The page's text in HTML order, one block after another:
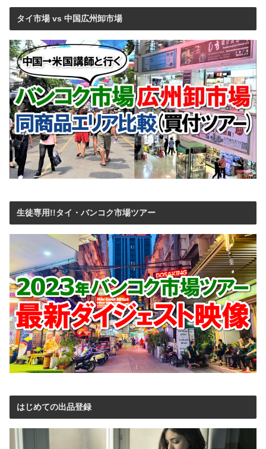
タイ市場 vs 中国広州卸市場
生徒専用!!タイ・バンコク市場ツアー
はじめての出品登録